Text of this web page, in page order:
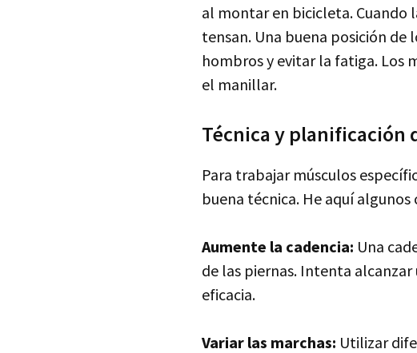
al montar en bicicleta. Cuando
tensan. Una buena posición de
hombros y evitar la fatiga. Los
el manillar.
Técnica y
Para trabajar músculos
buena técnica. He aquí algunos
Aumente la cadencia: Una
de las piernas. Intenta
eficacia.
Variar las marchas: Utilizar